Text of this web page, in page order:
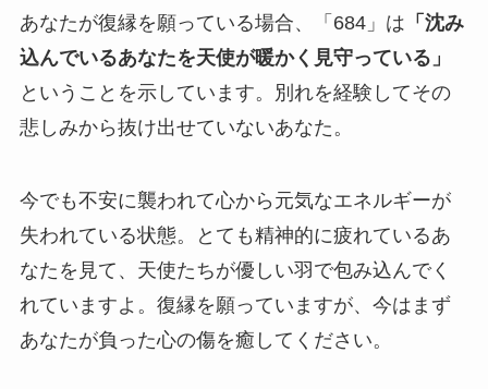
あなたが復縁を願っている場合、「684」は 「沈み
込んでいるあなたを天使が暖かく見守っている」
ということを示しています。別れを経験してその
悲しみから抜け出せていないあなた。
今でも不安に襲われて心から元気なエネルギーが
失われている状態。とても精神的に疲れているあ
なたを見て、天使たちが優しい羽で包み込んでく
れていますよ。復縁を願っていますが、今はまず
あなたが負った心の傷を癒してください。